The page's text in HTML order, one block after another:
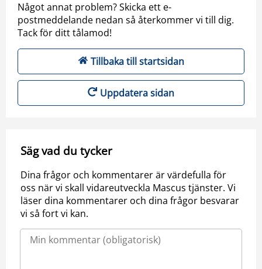
Något annat problem? Skicka ett e-
postmeddelande nedan så återkommer vi till dig.
Tack för ditt tålamod!
Tillbaka till startsidan
Uppdatera sidan
Säg vad du tycker
Dina frågor och kommentarer är värdefulla för
oss när vi skall vidareutveckla Mascus tjänster. Vi
läser dina kommentarer och dina frågor besvarar
vi så fort vi kan.